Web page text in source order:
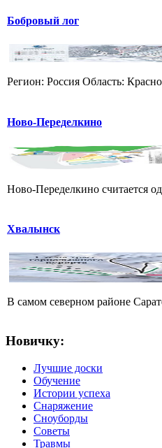
Бобровый лог
Регион: Россия Область:
Ново-Переделкино
Ново-Переделкино считается
Хвалынск
В самом северном районе
Новичку:
Лучшие доски
Обучение
Истории успеха
Снаряжение
Сноуборды
Советы
Травмы